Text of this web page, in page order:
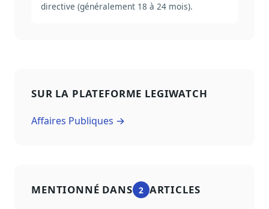
directive (généralement 18 à 24 mois).
SUR LA PLATEFORME LEGIWATCH
Affaires Publiques →
MENTIONNÉ DANS 2 ARTICLES